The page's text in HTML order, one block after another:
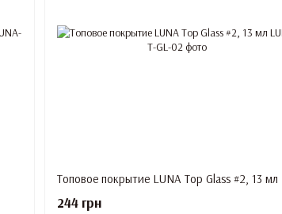
Топовое покрытие LUNA Top Glass #2, 13 мл
244 грн